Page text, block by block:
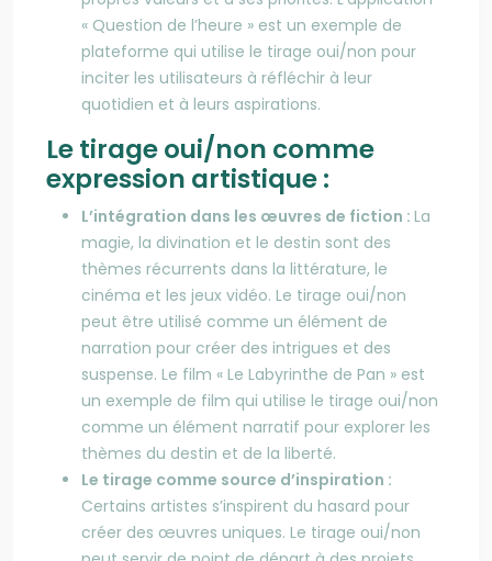
« Question de l’heure » est un exemple de
plateforme qui utilise le tirage oui/non pour
inciter les utilisateurs à réfléchir à leur
quotidien et à leurs aspirations.
Le tirage oui/non comme
expression artistique :
L’intégration dans les œuvres de fiction : La
magie, la divination et le destin sont des
thèmes récurrents dans la littérature, le
cinéma et les jeux vidéo. Le tirage oui/non
peut être utilisé comme un élément de
narration pour créer des intrigues et des
suspense. Le film « Le Labyrinthe de Pan » est
un exemple de film qui utilise le tirage oui/non
comme un élément narratif pour explorer les
thèmes du destin et de la liberté.
Le tirage comme source d’inspiration :
Certains artistes s’inspirent du hasard pour
créer des œuvres uniques. Le tirage oui/non